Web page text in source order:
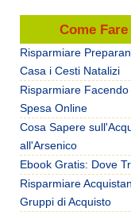
Come Fare
Risparmiare
Casa i Cesti Natalizi
Risparmiare Facendo
Spesa Online
Cosa Sapere
all'Arsenico
Ebook Gratis: Dove
Risparmiare
Gruppi di Acquisto